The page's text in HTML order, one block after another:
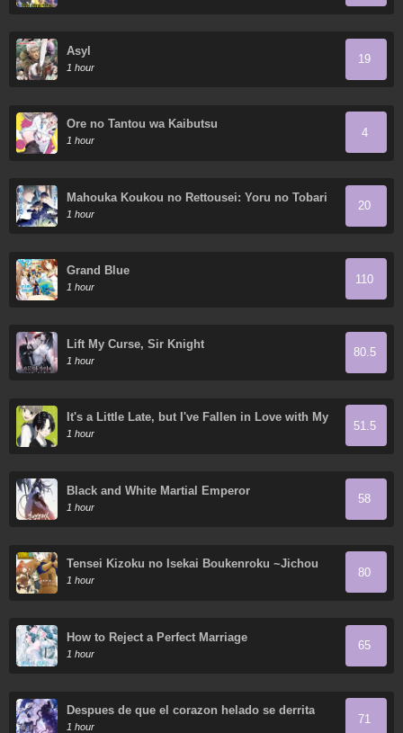
Asyl
1 hour
19
Ore no Tantou wa Kaibutsu
1 hour
4
Mahouka Koukou no Rettousei: Yoru no Tobari
ni Yami wa Hirameku
1 hour
20
Grand Blue
1 hour
110
Lift My Curse, Sir Knight
1 hour
80.5
It's a Little Late, but I've Fallen in Love with My
Childhood Friend.
1 hour
51.5
Black and White Martial Emperor
1 hour
58
Tensei Kizoku no Isekai Boukenroku ~Jichou
wo Shiranai Kamigami no Shito~
1 hour
80
How to Reject a Perfect Marriage
1 hour
65
Despues de que el corazon helado se derrita
1 hour
71